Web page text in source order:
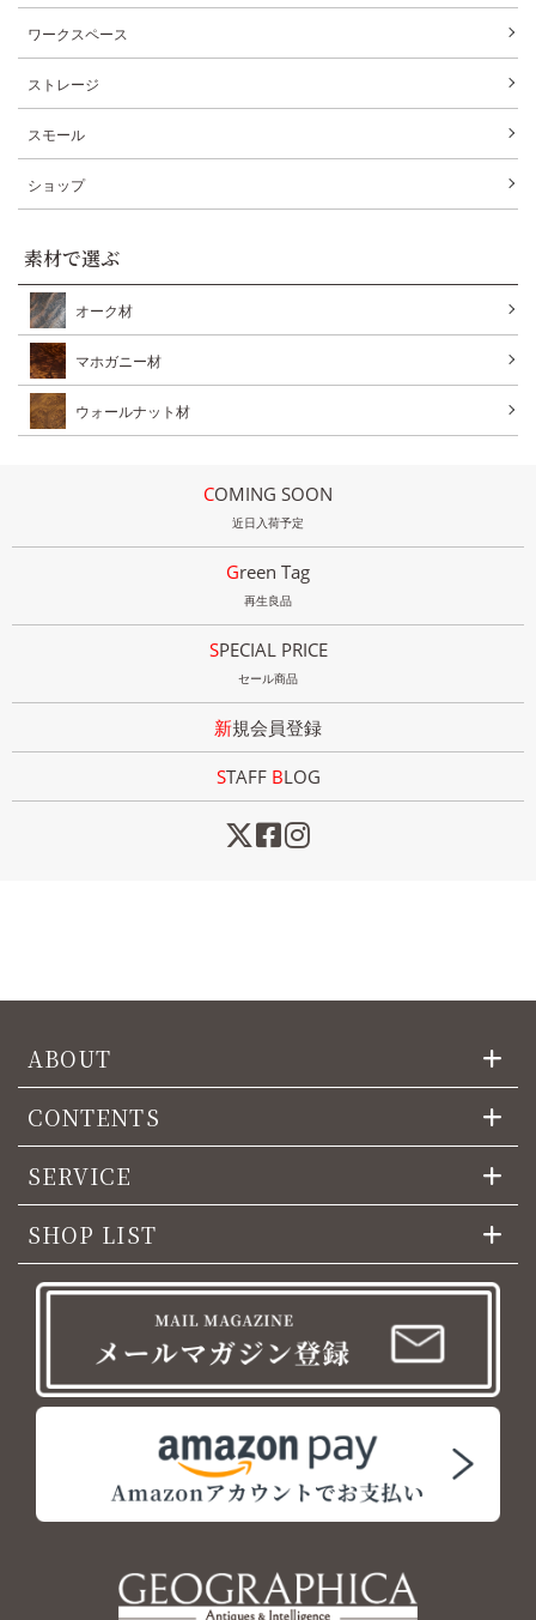
ワークスペース
ストレージ
スモール
ショップ
素材で選ぶ
オーク材
マホガニー材
ウォールナット材
COMING SOON
近日入荷予定
Green Tag
再生良品
SPECIAL PRICE
セール商品
新規会員登録
STAFF BLOG
ABOUT
CONTENTS
SERVICE
SHOP LIST